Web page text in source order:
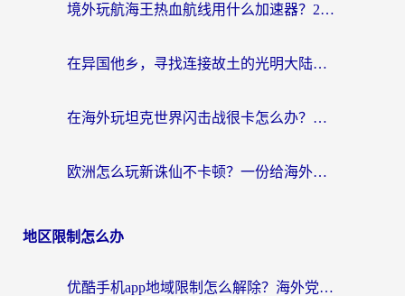
境外玩航海王热血航线用什么加速器？2026海外玩家实测最优方案（附欧洲问道堡垒前线加速技巧）
在异国他乡，寻找连接故土的光明大陆免费加速器
在海外玩坦克世界闪击战很卡怎么办？老玩家亲测有效的加速器选择指南
欧洲怎么玩新诛仙不卡顿？一份给海外游子的国服游戏畅玩指南
地区限制怎么办
优酷手机app地域限制怎么解除？海外党亲测有效的追剧方案